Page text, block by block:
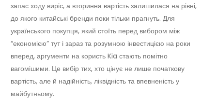
запас ходу виріс, а вторинна вартість залишилася на рівні,
до якого китайські бренди поки тільки прагнуть. Для
українського покупця, який стоїть перед вибором між
“економією” тут і зараз та розумною інвестицією на роки
вперед, аргументи на користь Kia стають помітно
вагомішими. Це вибір тих, хто цінує не лише початкову
вартість, але й надійність, ліквідність та впевненість у
майбутньому.